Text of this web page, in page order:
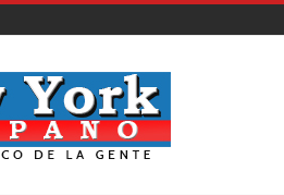
New
York
Hispano